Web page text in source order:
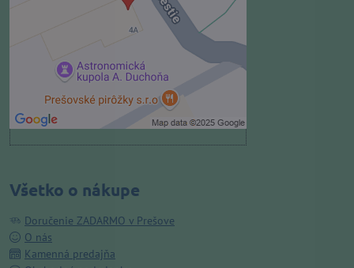
Povoliť tentokrát
Povoliť a zapamätať - súhlas s
druhom cookie: Funkčné
Otvoriť obsah v novom okne
Všetko o nákupe
Doručenie ZADARMO v Prešove
O nás
Kamenná predajňa